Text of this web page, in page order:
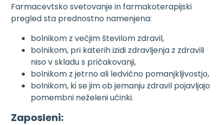
Farmacevtsko svetovanje in farmakoterapijski
pregled sta prednostno namenjena:
bolnikom z večjim številom zdravil,
bolnikom, pri katerih izidi zdravljenja z zdravili
niso v skladu s pričakovanji,
bolnikom z jetrno ali ledvično pomanjkljivostjo,
bolnikom, ki se jim ob jemanju zdravil pojavljajo
pomembni neželeni učinki.
Zaposleni: